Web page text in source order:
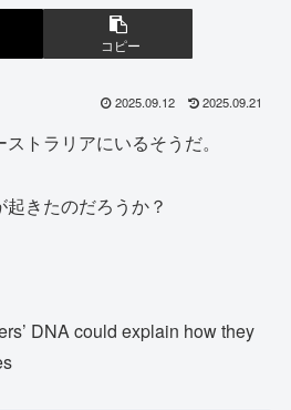
コピー
2025.09.12 2025.09.21
トラリアにいるそうだ。
きたのだろうか？
DNA could explain how they